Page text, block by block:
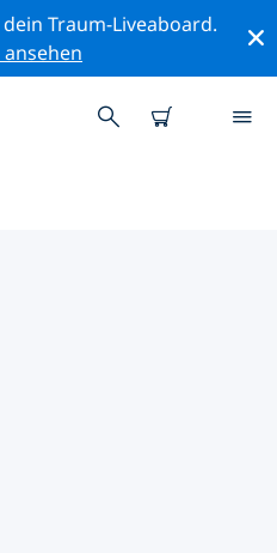
Traum-Liveaboard.